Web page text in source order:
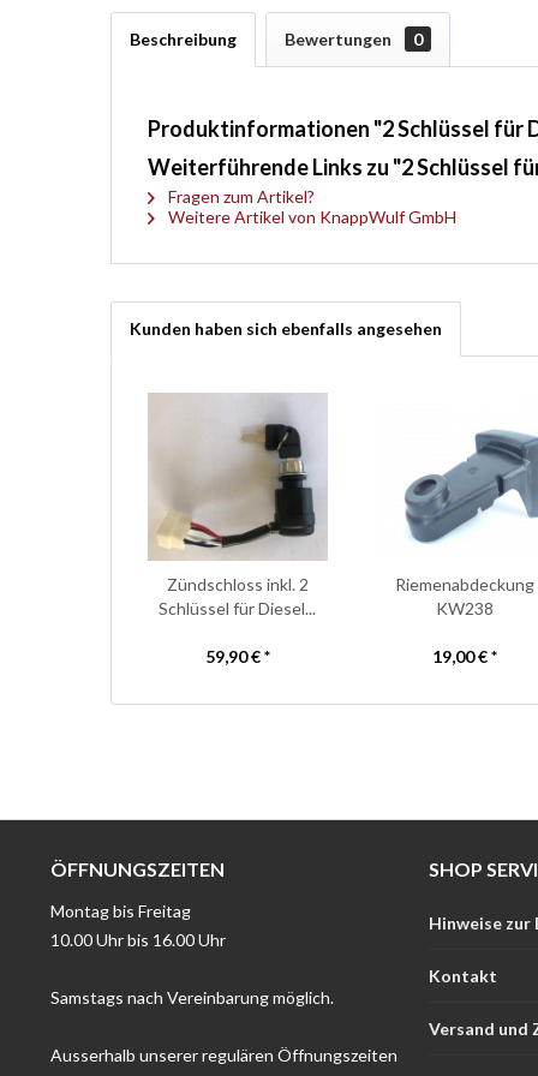
Beschreibung Bewertungen 0
Produktinformationen "2 Schlüssel für
Weiterführende Links zu "2 Schlüssel
Fragen zum Artikel?
Weitere Artikel von KnappWulf GmbH
Kunden haben sich ebenfalls angesehen
Zündschloss inkl. 2
Schlüssel für Diesel...
59,90 € *
Riemenabdeckung
KW238
19,00 € *
ÖFFNUNGSZEITEN
Montag bis Freitag
10.00 Uhr bis 16.00 Uhr
Samstags nach Vereinbarung möglich.
Ausserhalb unserer regulären Öffnungszeiten
SHOP
Hinweise
Kontakt
Versand und